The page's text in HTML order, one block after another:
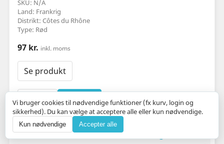
SKU: N/A
Land: Frankrig
Distrikt: Côtes du Rhône
Type: Rød
97 kr. inkl. moms
Se produkt
Læg i kurv
Vi bruger cookies til nødvendige funktioner (fx kurv, login og
sikkerhed). Du kan vælge at acceptere alle eller kun nødvendige.
Kun nødvendige Accepter alle